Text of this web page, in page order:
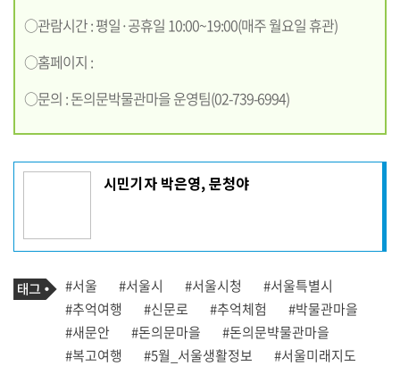
○관람시간 : 평일·공휴일 10:00~19:00(매주 월요일 휴관)
○홈페이지 :
○문의 : 돈의문박물관마을 운영팀(02-739-6994)
기
자
프
필
시민기자 박은영, 문청야
기
사
관
련
태
그
태
그
#서울 #서울시 #서울시청
#서울특별시
#추억여행
#신문로 #추억체험
#박물관마을
#새문안
#돈의문마을
#돈의문뱍물관마을
#복고여행
#5월_서울생활정보
#서울미래지도